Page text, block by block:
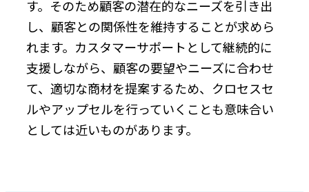
す。そのため顧客の潜在的なニーズを引き出
し、顧客との関係性を維持することが求めら
れます。カスタマーサポートとして継続的に
支援しながら、顧客の要望やニーズに合わせ
て、適切な商材を提案するため、クロセスセ
ルやアップセルを行っていくことも意味合い
としては近いものがあります。